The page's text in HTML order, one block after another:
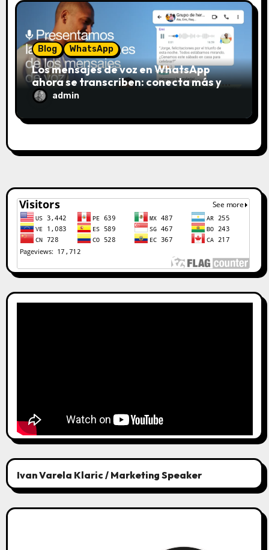
Blog WhatsApp
Los mensajes de voz en WhatsApp
ahora se transcriben: conecta más y
escucha menos
admin
Ivan Varela Klaric / Marketing Speaker